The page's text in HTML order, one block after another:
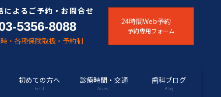
によるご予約・お問合せ
5356-8088
・各種保険取扱・予約制
24時間Web予約
予約専用フォーム
初めての方へ
First
診療時間・交通
Access
歯科ブログ
Blog